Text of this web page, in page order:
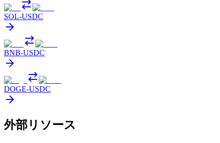
SOL-USDC
BNB-USDC
DOGE-USDC
外部リソース